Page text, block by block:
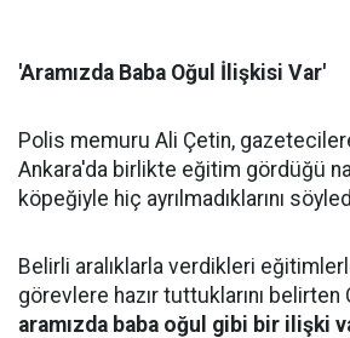
'Aramızda Baba Oğul İlişkisi Var'
Polis memuru Ali Çetin,
Ankara'da birlikte eğitim gördüğü
köpeğiyle hiç ayrılmadıklarını
Belirli aralıklarla verdikleri
görevlere hazır tuttuklarını belirten
aramızda baba oğul gibi bir ilişki